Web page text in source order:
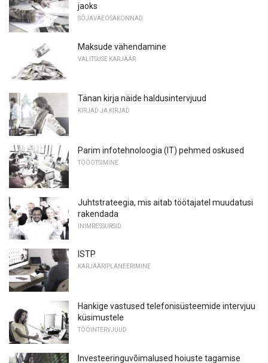
jaoks
SÕJAVÄEOSAKONNAD
Maksude vähendamine
VALITSUSE KARJÄÄR
Tänan kirja näide haldusintervjuud
KIRJAD JA KIRJAD
Parim infotehnoloogia (IT) pehmed oskused
TÖÖOTSIMINE
Juhtstrateegia, mis aitab töötajatel muudatusi
rakendada
INIMRESSURSID
ISTP
KARJÄÄRIPLANEERIMINE
Hankige vastused telefonisüsteemide intervjuu
küsimustele
TÖÖINTERVJUUD
Investeeringuvõimalused hoiuste tagamise